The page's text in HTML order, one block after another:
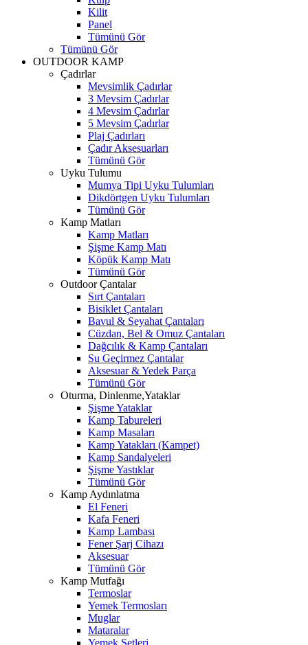
Kilit
Panel
Tümünü Gör
Tümünü Gör
OUTDOOR KAMP
Çadırlar
Mevsimlik Çadırlar
3 Mevsim Çadırlar
4 Mevsim Çadırlar
5 Mevsim Çadırlar
Plaj Çadırları
Çadır Aksesuarları
Tümünü Gör
Uyku Tulumu
Mumya Tipi Uyku Tulumları
Dikdörtgen Uyku Tulumları
Tümünü Gör
Kamp Matları
Kamp Matları
Şişme Kamp Matı
Köpük Kamp Matı
Tümünü Gör
Outdoor Çantalar
Sırt Çantaları
Bisiklet Çantaları
Bavul & Seyahat Çantaları
Cüzdan, Bel & Omuz Çantaları
Dağcılık & Kamp Çantaları
Su Geçirmez Çantalar
Aksesuar & Yedek Parça
Tümünü Gör
Oturma, Dinlenme,Yataklar
Şişme Yataklar
Kamp Tabureleri
Kamp Masaları
Kamp Yatakları (Kampet)
Kamp Sandalyeleri
Şişme Yastıklar
Tümünü Gör
Kamp Aydınlatma
El Feneri
Kafa Feneri
Kamp Lambası
Fener Şarj Cihazı
Aksesuar
Tümünü Gör
Kamp Mutfağı
Termoslar
Yemek Termosları
Muglar
Mataralar
Yemek Setleri